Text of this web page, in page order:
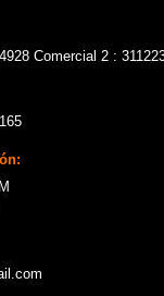
Comercial 2 :